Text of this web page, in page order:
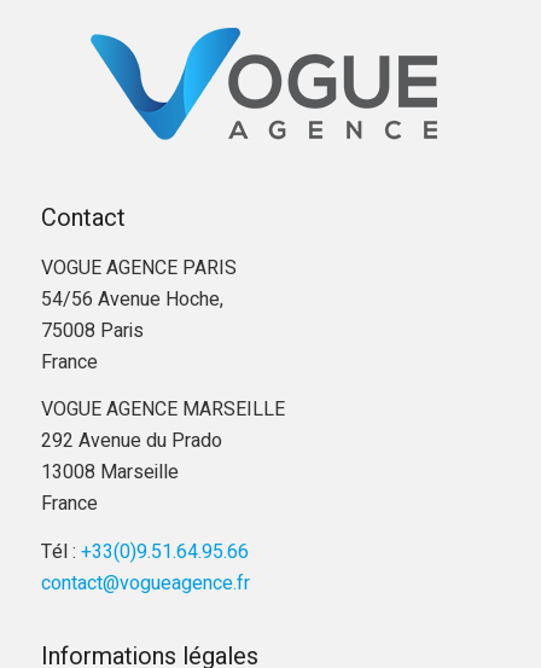
Contact
VOGUE AGENCE PARIS
54/56 Avenue Hoche,
75008 Paris
France
VOGUE AGENCE MARSEILLE
292 Avenue du Prado
13008 Marseille
France
Tél : +33(0)9.51.64.95.66
contact@vogueagence.fr
Informations légales